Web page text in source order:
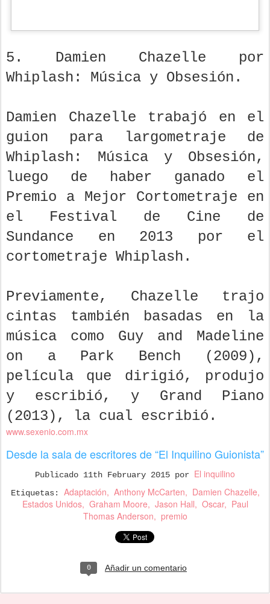
5. Damien Chazelle por
Whiplash: Música y Obsesión.
Damien Chazelle trabajó en el
guion para largometraje de
Whiplash: Música y Obsesión,
luego de haber ganado el
Premio a Mejor Cortometraje en
el Festival de Cine de
Sundance en 2013 por el
cortometraje Whiplash.
Previamente, Chazelle trajo
cintas también basadas en la
música como Guy and Madeline
on a Park Bench (2009),
película que dirigió, produjo
y escribió, y Grand Piano
(2013), la cual escribió.
www.sexenio.com.mx
Desde la sala de escritores de “El Inquilino Guionista”
Publicado 11th February 2015 por El inquilino
Etiquetas: Adaptación Anthony McCarten
Damien Chazelle
Estados Unidos
Graham Moore Jason Hall Oscar
Paul
Thomas Anderson
premio
0 Añadir un comentario